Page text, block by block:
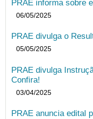
PRAE informa sobre
06/05/2025
PRAE divulga o
05/05/2025
PRAE divulga
Confira!
03/04/2025
PRAE anuncia edital